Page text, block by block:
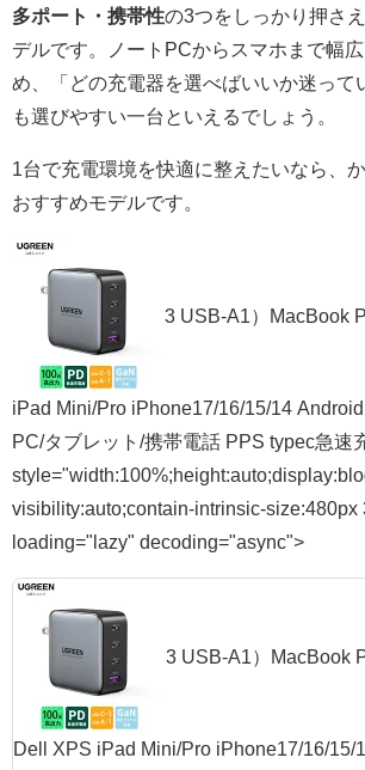
多ポート・携帯性の3つをしっかり押さ
デルです。ノートPCからスマホまで幅
め、「どの充電器を選べばいいか迷って
も選びやすい一台といえるでしょう。
1台で充電環境を快適に整えたいなら、
おすすめモデルです。
3 USB-A1）MacBook
iPad Mini/Pro iPhone17/16/15/14
PC/タブレット/携帯電話 PPS typec急速
visibility:auto;contain-intrinsic-size:480px
loading="lazy" decoding="async">
3 USB-A1）MacBook
Dell XPS iPad Mini/Pro iPhone17/16/15/